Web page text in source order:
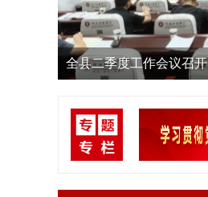
全县二季度工作会议召开